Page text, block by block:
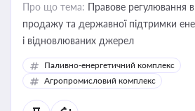
Про що тема: Правове регулювання
продажу та державної підтримки
і відновлюваних джерел
Паливно-енергетичний комплекс
Агропромисловий комплекс